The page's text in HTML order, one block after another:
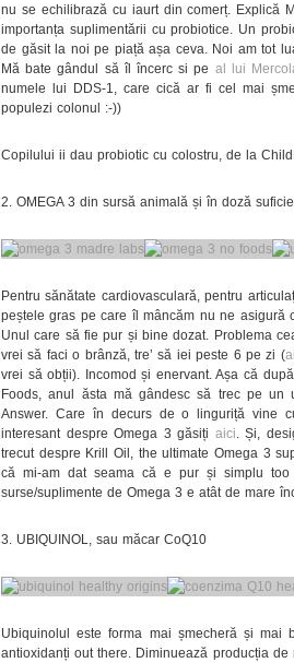
nu se echilibrază cu iaurt din comerț. Explică
importanța suplimentării cu probiotice. Un
de găsit la noi pe piață așa ceva. Noi am tot
Mă bate gândul să îl încerc si pe al lui
numele lui DDS-1, care cică ar fi cel mai
populezi colonul :-))
Copilului ii dau probiotic cu colostru, de la
2. OMEGA 3 din sursă animală și în doză
Pentru sănătate cardiovasculară, pentru
peștele gras pe care îl mâncăm nu ne asigură
Unul care să fie pur și bine dozat. Problema
vrei să faci o brânză, tre’ să iei peste 6 pe zi (
vrei să obții). Incomod și enervant. Așa că
Foods, anul ăsta mă gândesc să trec pe
Answer. Care în decurs de o linguriță vine
interesant despre Omega 3 găsiți aici . Și,
trecut despre Krill Oil, the ultimate Omega 3
că mi-am dat seama că e pur și simplu
surse/suplimente de Omega 3 e atât de mare
3. UBIQUINOL, sau măcar CoQ10
Ubiquinolul este forma mai șmecheră și
antioxidanți out there. Diminuează producția